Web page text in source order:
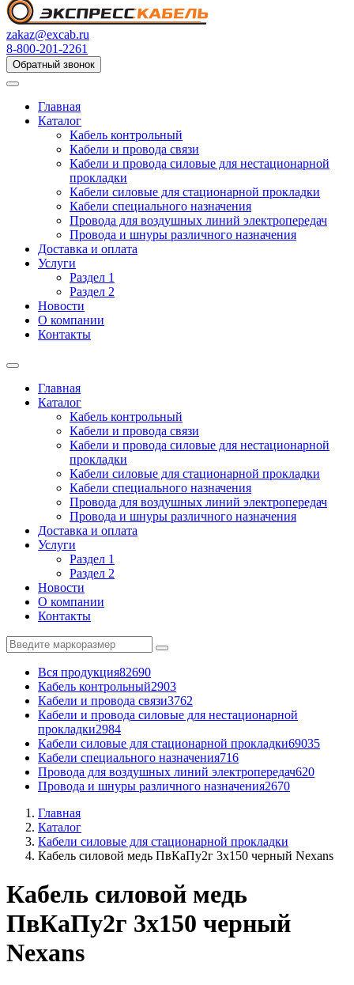
zakaz@excab.ru
8-800-201-2261
Обратный звонок
Главная
Каталог
Кабель контрольный
Кабели и провода связи
Кабели и провода силовые для нестационарной
прокладки
Кабели силовые для стационарной прокладки
Кабели специального назначения
Провода для воздушных линий электропередач
Провода и шнуры различного назначения
Доставка и оплата
Услуги
Раздел 1
Раздел 2
Новости
О компании
Контакты
Главная
Каталог
Кабель контрольный
Кабели и провода связи
Кабели и провода силовые для нестационарной
прокладки
Кабели силовые для стационарной прокладки
Кабели специального назначения
Провода для воздушных линий электропередач
Провода и шнуры различного назначения
Доставка и оплата
Услуги
Раздел 1
Раздел 2
Новости
О компании
Контакты
Вся продукция82690
Кабель контрольный2903
Кабели и провода связи3762
Кабели и провода силовые для нестационарной
прокладки2984
Кабели силовые для стационарной прокладки69035
Кабели специального назначения716
Провода для воздушных линий электропередач620
Провода и шнуры различного назначения2670
Главная
Каталог
Кабели силовые для стационарной прокладки
Кабель силовой медь ПвКаПу2г 3x150 черный Nexans
Кабель силовой медь
ПвКаПу2г 3x150 черный
Nexans